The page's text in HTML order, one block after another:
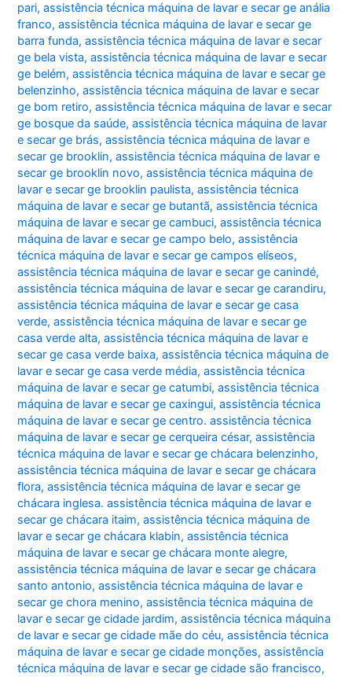
pari,assistência técnica máquina de lavar e secar ge anália
franco,assistência técnica máquina de lavar e secar ge
barra funda,assistência técnica máquina de lavar e secar
ge bela vista,assistência técnica máquina de lavar e secar
ge belém,assistência técnica máquina de lavar e secar ge
belenzinho,assistência técnica máquina de lavar e secar
ge bom retiro,assistência técnica máquina de lavar e secar
ge bosque da saúde,assistência técnica máquina de lavar
e secar ge brás,assistência técnica máquina de lavar e
secar ge brooklin,assistência técnica máquina de lavar e
secar ge brooklin novo,assistência técnica máquina de
lavar e secar ge brooklin paulista,assistência técnica
máquina de lavar e secar ge butantã,assistência técnica
máquina de lavar e secar ge cambuci,assistência técnica
máquina de lavar e secar ge campo belo,assistência
técnica máquina de lavar e secar ge campos elíseos,
assistência técnica máquina de lavar e secar ge canindé,
assistência técnica máquina de lavar e secar ge carandiru,
assistência técnica máquina de lavar e secar ge casa
verde,assistência técnica máquina de lavar e secar ge
casa verde alta,assistência técnica máquina de lavar e
secar ge casa verde baixa,assistência técnica máquina de
lavar e secar ge casa verde média,assistência técnica
máquina de lavar e secar ge catumbi,assistência técnica
máquina de lavar e secar ge caxingui,assistência técnica
máquina de lavar e secar ge centro. assistência técnica
máquina de lavar e secar ge cerqueira césar,assistência
técnica máquina de lavar e secar ge chácara belenzinho,
assistência técnica máquina de lavar e secar ge chácara
flora,assistência técnica máquina de lavar e secar ge
chácara inglesa. assistência técnica máquina de lavar e
secar ge chácara itaim,assistência técnica máquina de
lavar e secar ge chácara klabin,assistência técnica
máquina de lavar e secar ge chácara monte alegre,
assistência técnica máquina de lavar e secar ge chácara
santo antonio,assistência técnica máquina de lavar e
secar ge chora menino,assistência técnica máquina de
lavar e secar ge cidade jardim,assistência técnica máquina
de lavar e secar ge cidade mãe do céu,assistência técnica
máquina de lavar e secar ge cidade monções,assistência
técnica máquina de lavar e secar ge cidade são francisco,